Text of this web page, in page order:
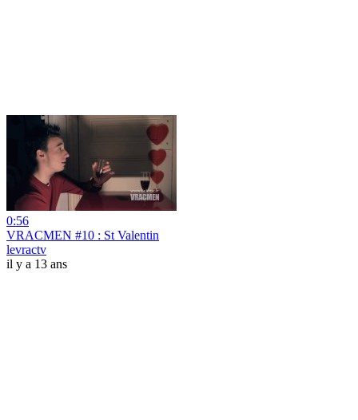
0:56
VRACMEN #10 : St Valentin
levractv
il y a 13 ans